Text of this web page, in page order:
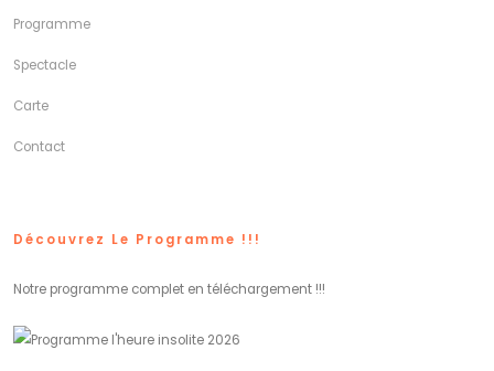
Programme
Spectacle
Carte
Contact
Découvrez Le Programme !!!
Notre programme complet en téléchargement !!!